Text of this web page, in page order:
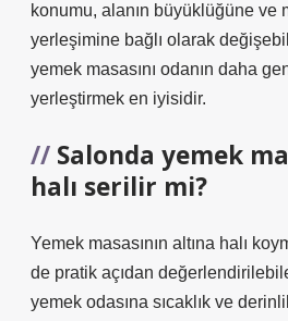
konumu, alanın büyüklüğüne ve
yerleşimine bağlı olarak
yemek masasını odanın daha
yerleştirmek en iyisidir.
Salonda yemek
halı serilir mi?
Yemek masasının altına halı
de pratik açıdan
yemek odasına sıcaklık ve